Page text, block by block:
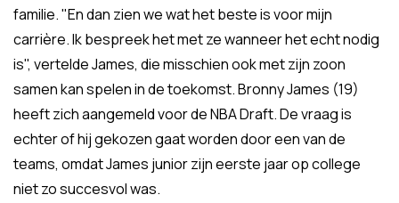
familie. "En dan zien we wat het beste is voor mijn
carrière. Ik bespreek het met ze wanneer het echt nodig
is", vertelde James, die misschien ook met zijn zoon
samen kan spelen in de toekomst. Bronny James (19)
heeft zich aangemeld voor de NBA Draft. De vraag is
echter of hij gekozen gaat worden door een van de
teams, omdat James junior zijn eerste jaar op college
niet zo succesvol was.